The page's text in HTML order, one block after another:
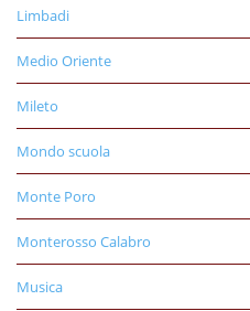
Limbadi
Medio Oriente
Mileto
Mondo scuola
Monte Poro
Monterosso Calabro
Musica